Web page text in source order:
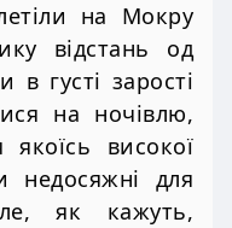
на Мокру
відстань од
в густі зарості
на ночівлю,
якоїсь високої
недосяжні для
як кажуть,